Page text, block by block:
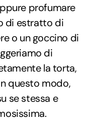
profumare
di estratto di
o un goccino di
di
la torta,
questo modo,
se stessa e